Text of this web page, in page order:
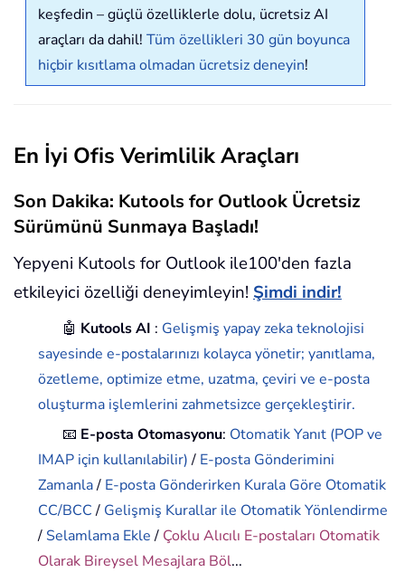
keşfedin – güçlü özelliklerle dolu, ücretsiz AI
araçları da dahil! Tüm özellikleri 30 gün boyunca
hiçbir kısıtlama olmadan ücretsiz deneyin!
En İyi Ofis Verimlilik Araçları
Son Dakika: Kutools for Outlook Ücretsiz
Sürümünü Sunmaya Başladı!
Yepyeni Kutools for Outlook ile100'den fazla
etkileyici özelliği deneyimleyin! Şimdi indir!
🤖 Kutools AI : Gelişmiş yapay zeka teknolojisi
sayesinde e-postalarınızı kolayca yönetir; yanıtlama,
özetleme, optimize etme, uzatma, çeviri ve e-posta
oluşturma işlemlerini zahmetsizce gerçekleştirir.
📧 E-posta Otomasyonu: Otomatik Yanıt (POP ve
IMAP için kullanılabilir)/ E-posta Gönderimini
Zamanla/ E-posta Gönderirken Kurala Göre Otomatik
CC/BCC/ Gelişmiş Kurallar ile Otomatik Yönlendirme
/ Selamlama Ekle/ Çoklu Alıcılı E-postaları Otomatik
Olarak Bireysel Mesajlara Böl...